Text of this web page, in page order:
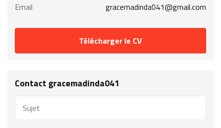
Email gracemadinda041@gmail.com
Télécharger le CV
Contact gracemadinda041